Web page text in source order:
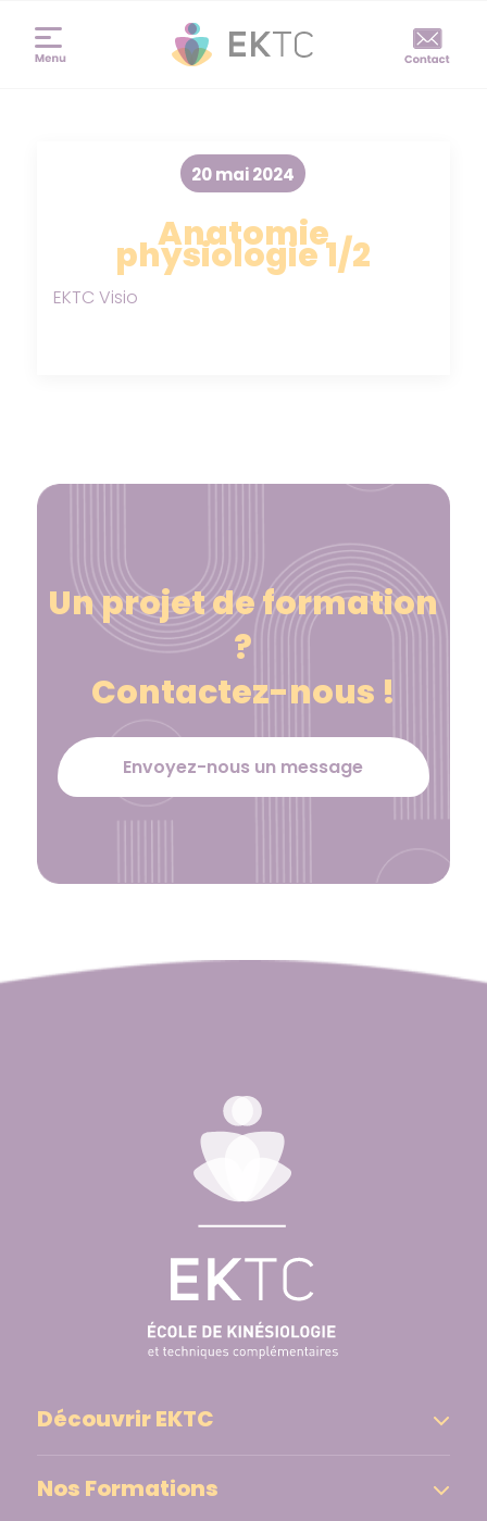
Anatomie
physiologie 1/2
20 mai 2024
EKTC Visio
Un projet de formation
?
Contactez-nous !
Envoyez-nous un message
Découvrir EKTC
Nos Formations